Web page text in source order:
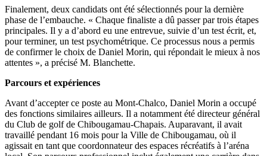
Finalement, deux candidats ont été sélectionnés pour la dernière
phase de l’embauche. « Chaque finaliste a dû passer par trois étapes
principales. Il y a d’abord eu une entrevue, suivie d’un test écrit, et,
pour terminer, un test psychométrique. Ce processus nous a permis
de confirmer le choix de Daniel Morin, qui répondait le mieux à nos
attentes », a précisé M. Blanchette.
Parcours et expériences
Avant d’accepter ce poste au Mont-Chalco, Daniel Morin a occupé
des fonctions similaires ailleurs. Il a notamment été directeur général
du Club de golf de Chibougamau-Chapais. Auparavant, il avait
travaillé pendant 16 mois pour la Ville de Chibougamau, où il
agissait en tant que coordonnateur des espaces récréatifs à l’aréna